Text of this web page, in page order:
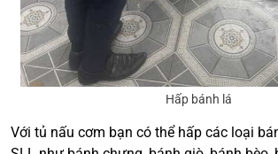
Hấp bánh lá
Với tủ nấu cơm bạn có thể hấp các loại